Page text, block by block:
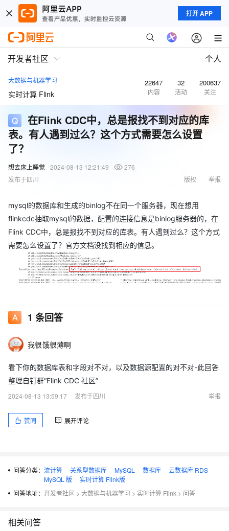
打开 APP
开发者社区 个人
大数据与机器学习
实时计算 Flink
22647
内容
32
活动
200637
关注
在Flink CDC中，总是报找不到对应的库
表。有人遇到过么？这个方式需要怎么设置
了？
想去床上睡觉 2024-08-13 12:21:49
276
发布于四川
举报
版权
mysql的数据库和生成的binlog不在同一个服务器，现在想用
flinkcdc抽取mysql的数据，配置的连接信息是binlog服务器的，在
Flink CDC中，总是报找不到对应的库表。有人遇到过么？这个方式
需要怎么设置了？官方文档没找到相应的信息。
1 条回答
我很饿很薄啊
看下你的数据库表和字段对不对，以及数据源配置的对不对-此回答
整理自钉群“Flink CDC 社区”
2024-08-13 13:59:17
发布于四川 举报
赞同 展开评论
问答分类： 流计算 关系型数据库 MySQL 数据库
云数据库 RDS
MySQL 版
实时计算 Flink版
问答地址： 开发者社区 > 大数据与机器学习 > 实时计算 Flink > 问答
相关问答